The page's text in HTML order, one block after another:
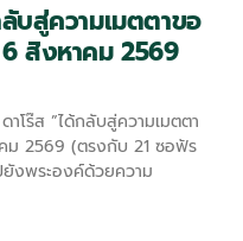
บสู่ความเมตตาขอ
สิงหาคม 2569
ม 2569 (ตรงกับ 21 ซอฟัร
งพระองค์ด้วยความ